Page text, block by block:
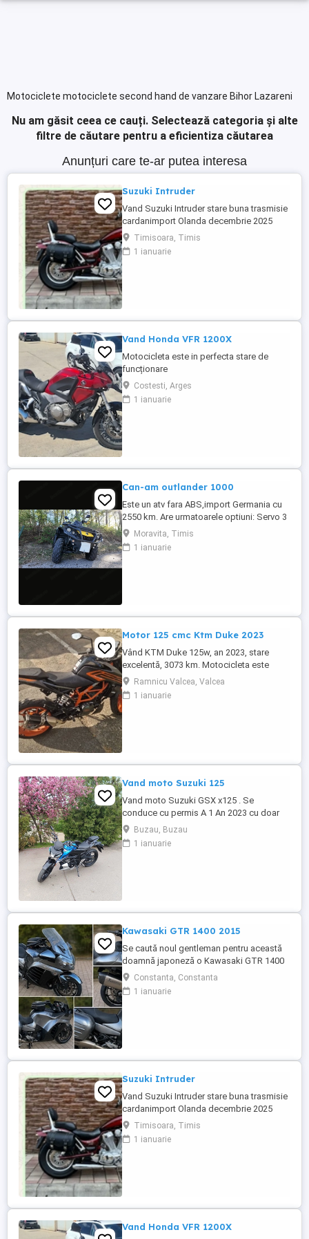
Motociclete motociclete second hand de vanzare Bihor Lazareni
Nu am găsit ceea ce cauți. Selectează categoria și alte
filtre de căutare pentru a eficientiza căutarea
Anunțuri care te-ar putea interesa
Suzuki Intruder
Vand Suzuki Intruder stare buna trasmisie
cardanimport Olanda decembrie 2025
inmatriculat RO IN FEBRUARIE Nu raspund
la mesaje.Schimb cu ATV plus sau minus
diferenta
Timisoara, Timis
1 ianuarie
Vand Honda VFR 1200X
Motocicleta este in perfecta stare de
funcționare
Costesti, Arges
1 ianuarie
Can-am outlander 1000
Este un atv fara ABS,import Germania cu
2550 km. Are urmatoarele optiuni: Servo 3
nivele Suspensie FOX cu rebound Bullbar
fata Bullbar spate Handguardurile Can am
Jante beadlock
Moravita, Timis
1 ianuarie
Motor 125 cmc Ktm Duke 2023
Vând KTM Duke 125w, an 2023, stare
excelentă, 3073 km. Motocicleta este
ideală pentru începători sau pentru oraș.
Fără daune, lovituri!
Ramnicu Valcea, Valcea
1 ianuarie
Vand moto Suzuki 125
Vand moto Suzuki GSX x125 . Se
conduce cu permis A 1 An 2023 cu doar
5000km Stare impecabila , fara cazaturi
ITP valabil pana in noiembrie 2027 Revizii
si schimb de ulei in service autorizat
Buzau, Buzau
1 ianuarie
Kawasaki GTR 1400 2015
Se caută noul gentleman pentru această
doamnă japoneză o Kawasaki GTR 1400
care încă întoarce priviri și iubește
kilometrii. A fost răsfățată, întreținută la
timp și tratată cu respect. O dau doar
Constanta, Constanta
1 ianuarie
Suzuki Intruder
Vand Suzuki Intruder stare buna trasmisie
cardanimport Olanda decembrie 2025
inmatriculat RO IN FEBRUARIE Nu raspund
la mesaje.Schimb cu ATV plus sau minus
diferenta
Timisoara, Timis
1 ianuarie
Vand Honda VFR 1200X